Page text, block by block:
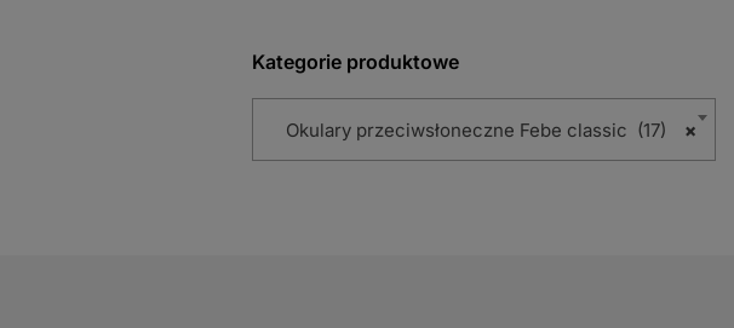
Kategorie produktowe
×
Okulary przeciwsłoneczne Febe classic (17)